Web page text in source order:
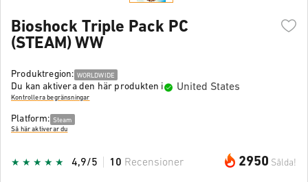
Bioshock Triple Pack PC
(STEAM) WW
Produktregion: WORLDWIDE
Du kan aktivera den här produkten i United States
Kontrollera begränsningar
Platform: Steam
Så här aktiverar du
2950 Sålda!
4,9/5 10 Recensioner